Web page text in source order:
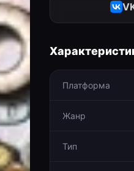
Платформа
Жанр
Тип